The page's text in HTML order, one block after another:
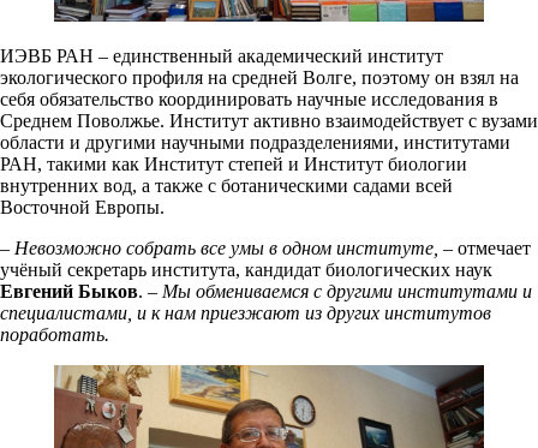
ИЭВБ РАН – единственный академический институт
экологического профиля на средней Волге, поэтому он взял на
себя обязательство координировать научные исследования в
Среднем Поволжье. Институт активно взаимодействует с вузами
области и другими научными подразделениями, институтами
РАН, такими как Институт степей и Институт биологии
внутренних вод, а также с ботаническими садами всей
Восточной Европы.
– Невозможно собрать все умы в одном институте, – отмечает
учёный секретарь института, кандидат биологических наук
Евгений Быков. – Мы обмениваемся с другими институтами и
специалистами, и к нам приезжают из других институтов
поработать.